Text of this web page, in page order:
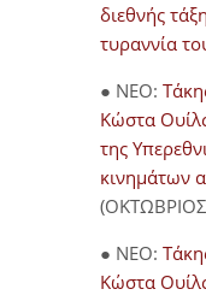
διεθνής
τυραννία
● NEO:
Κώστα
της
κινημάτων
● NEO:
Κώστα